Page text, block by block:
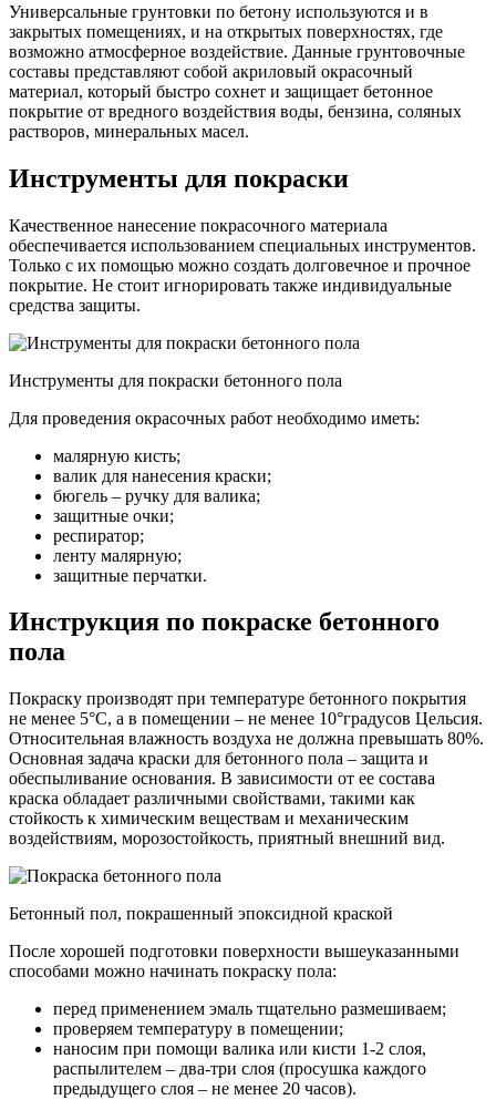
Универсальные грунтовки по бетону используются и в
закрытых помещениях, и на открытых поверхностях, где
возможно атмосферное воздействие. Данные грунтовочные
составы представляют собой акриловый окрасочный
материал, который быстро сохнет и защищает бетонное
покрытие от вредного воздействия воды, бензина, соляных
растворов, минеральных масел.
Инструменты для покраски
Качественное нанесение покрасочного материала
обеспечивается использованием специальных инструментов.
Только с их помощью можно создать долговечное и прочное
покрытие. Не стоит игнорировать также индивидуальные
средства защиты.
Инструменты для покраски бетонного пола
Для проведения окрасочных работ необходимо иметь:
малярную кисть;
валик для нанесения краски;
бюгель – ручку для валика;
защитные очки;
респиратор;
ленту малярную;
защитные перчатки.
Инструкция по покраске бетонного
пола
Покраску производят при температуре бетонного покрытия
не менее 5°С, а в помещении – не менее 10°градусов Цельсия.
Относительная влажность воздуха не должна превышать 80%.
Основная задача краски для бетонного пола – защита и
обеспыливание основания. В зависимости от ее состава
краска обладает различными свойствами, такими как
стойкость к химическим веществам и механическим
воздействиям, морозостойкость, приятный внешний вид.
Бетонный пол, покрашенный эпоксидной краской
После хорошей подготовки поверхности вышеуказанными
способами можно начинать покраску пола:
перед применением эмаль тщательно размешиваем;
проверяем температуру в помещении;
наносим при помощи валика или кисти 1-2 слоя,
распылителем – два-три слоя (просушка каждого
предыдущего слоя – не менее 20 часов).